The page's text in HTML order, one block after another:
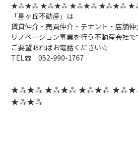
★⁂★⁂ ★⁂★⁂ ★⁂★⁂ ★⁂★⁂
「星ヶ丘不動産」は
賃貸仲介・売買仲介・テナント・店舗仲
リノベーション事業を行う不動産会社で
ご要望あればお電話ください☆
TEL☎ 052-990-1767
★⁂★⁂ ★⁂★⁂ ★⁂★⁂
★⁂★⁂